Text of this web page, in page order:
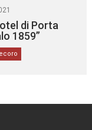
di Porta
1859”